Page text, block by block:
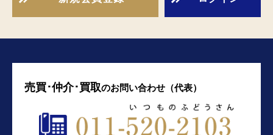
売買･仲介･買取のお問い合わせ（代表）